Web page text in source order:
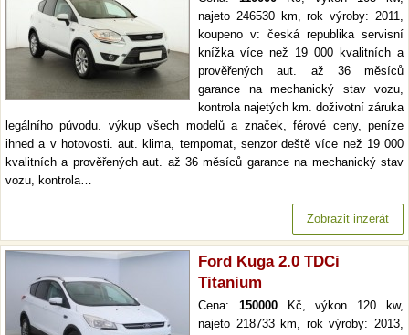
najeto 246530 km, rok výroby: 2011,
koupeno v: česká republika servisní
knížka více než 19 000 kvalitních a
prověřených aut. až 36 měsíců
garance na mechanický stav vozu,
kontrola najetých km. doživotní záruka
legálního původu. výkup všech modelů a značek, férové ceny, peníze
ihned a v hotovosti. aut. klima, tempomat, senzor deště více než 19 000
kvalitních a prověřených aut. až 36 měsíců garance na mechanický stav
vozu, kontrola…
Zobrazit inzerát
Ford Kuga 2.0 TDCi
Titanium
Cena: 150000Kč, výkon 120 kw,
najeto 218733 km, rok výroby: 2013,